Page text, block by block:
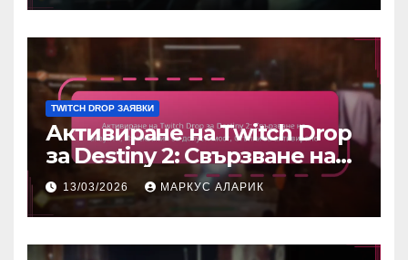
получаване
TWITCH DROP ЗАЯВКИ
Активиране на Twitch Drop
за Destiny 2: Свързване на
акаунти, Изисквания за
допустимост, Стъпки за
активиране
13/03/2026 МАРКУС АЛАРИК